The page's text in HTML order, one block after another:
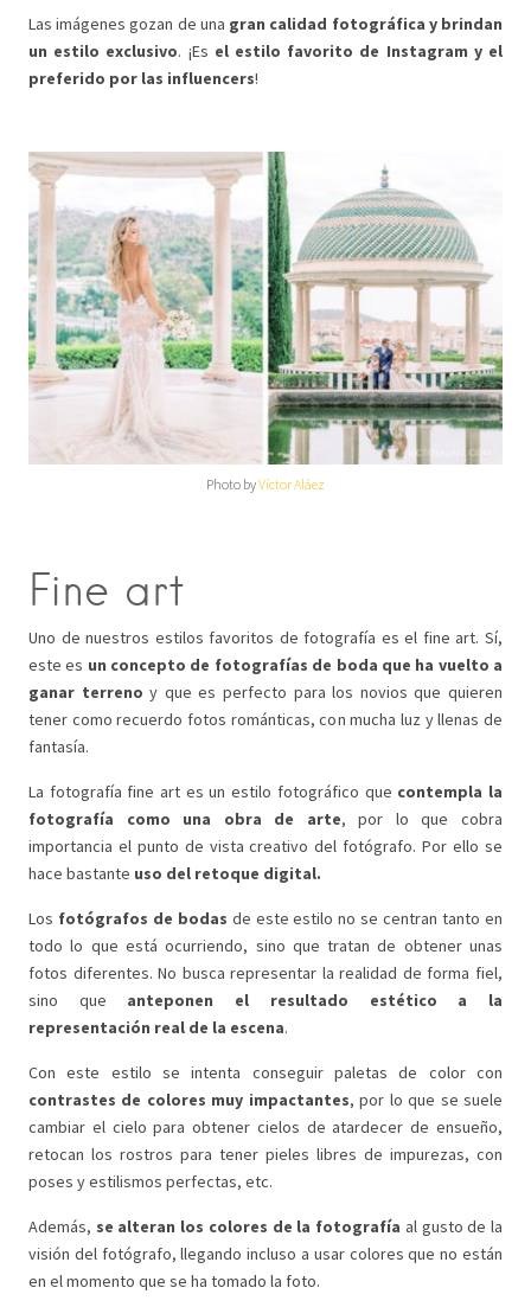
Las imágenes gozan de una gran calidad fotográfica y brindan
un estilo exclusivo. ¡Es el estilo favorito de Instagram y el
preferido por las influencers!
Photo byVíctor Aláez
Fine art
Uno de nuestros estilos favoritos de fotografía es el fine art. Sí,
este es un concepto de fotografías de boda que ha vuelto a
ganar terreno y que es perfecto para los novios que quieren
tener como recuerdo fotos románticas, con mucha luz y llenas de
fantasía.
La fotografía fine art es un estilo fotográfico que contempla la
fotografía como una obra de arte, por lo que cobra
importancia el punto de vista creativo del fotógrafo. Por ello se
hace bastante uso del retoque digital.
Los fotógrafos de bodas de este estilo no se centran tanto en
todo lo que está ocurriendo, sino que tratan de obtener unas
fotos diferentes. No busca representar la realidad de forma fiel,
sino que anteponen el resultado estético a la
representación real de la escena.
Con este estilo se intenta conseguir paletas de color con
contrastes de colores muy impactantes, por lo que se suele
cambiar el cielo para obtener cielos de atardecer de ensueño,
retocan los rostros para tener pieles libres de impurezas, con
poses y estilismos perfectas, etc.
Además, se alteran los colores de la fotografía al gusto de la
visión del fotógrafo, llegando incluso a usar colores que no están
en el momento que se ha tomado la foto.